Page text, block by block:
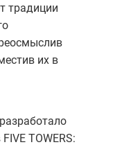
традиции
их в
TOWERS: